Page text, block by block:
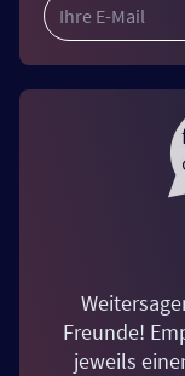
Freunde!
jeweils